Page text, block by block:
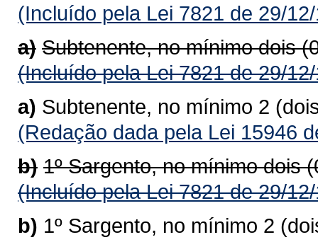
(Incluído pela Lei 7821 de 29/
a) Subtenente, no mínimo dois
(Incluído pela Lei 7821 de 29/
a) Subtenente, no mínimo 2
(Redação dada pela Lei 15946
b) 1º Sargento, no mínimo dois
(Incluído pela Lei 7821 de 29/
b) 1º Sargento, no mínimo 2